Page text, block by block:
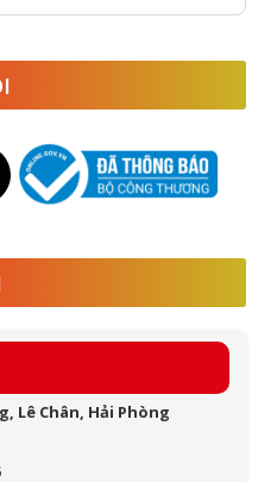
Lê Chân, Hải Phòng